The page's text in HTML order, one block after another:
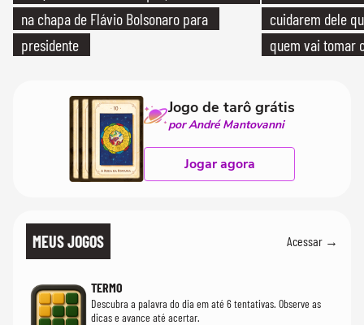
na chapa de Flávio Bolsonaro para
presidente
cuidarem dele
quem vai tomar
Jogo de tarô grátis
por André Mantovanni
Jogar agora
MEUS JOGOS Acessar →
TERMO
Descubra a palavra do dia em até 6 tentativas. Observe as
dicas e avance até acertar.